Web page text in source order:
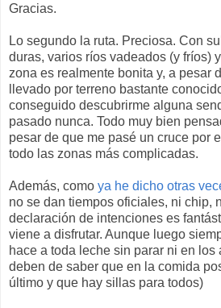
Gracias.
Lo segundo la ruta. Preciosa. Con
duras, varios ríos vadeados (y fríos)
zona es realmente bonita y, a pesar
llevado por terreno bastante
conseguido descubrirme alguna
pasado nunca. Todo muy bien
pesar de que me pasé un cruce por
todo las zonas más complicadas.
Además, como ya he dicho otras
no se dan tiempos oficiales, ni chip,
declaración de intenciones es
viene a disfrutar. Aunque luego
hace a toda leche sin parar ni en
deben de saber que en la comida
último y que hay sillas para todos)